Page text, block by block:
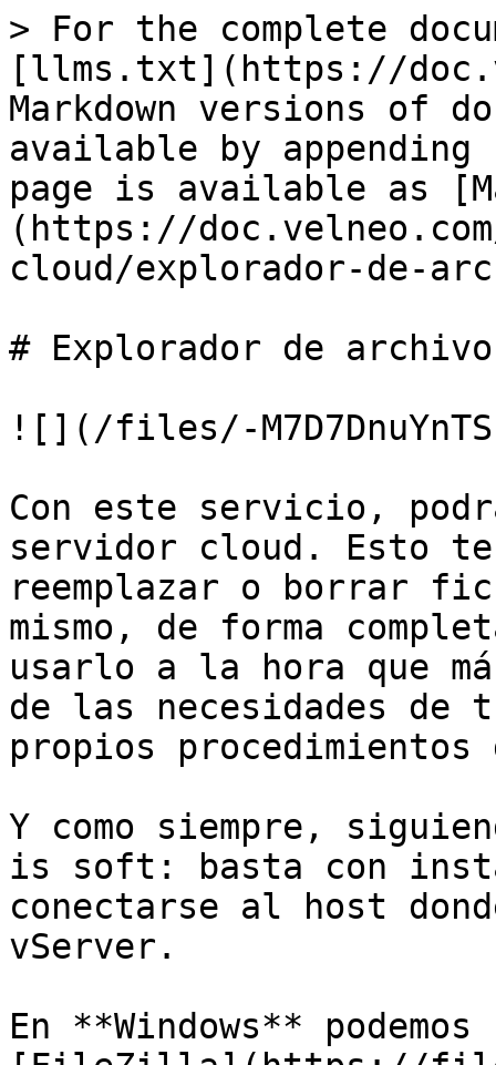
> For the complete
[llms.txt](https://
Markdown versions of
available by
page is available as
(https://
cloud/explorador-de-
# Explorador de
![](/files/-
Con este servicio,
servidor cloud. Esto
reemplazar o borrar
mismo, de forma
usarlo a la hora que
de las necesidades
propios
Y como siempre,
is soft: basta con
conectarse al host
vServer.
En **Windows**